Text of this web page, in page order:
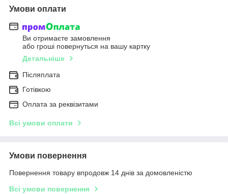
Умови оплати
Ви отримаєте замовлення
або гроші повернуться на вашу картку
Детальніше
Післяплата
Готівкою
Оплата за реквізитами
Всі умови оплати
Умови повернення
Повернення товару впродовж 14 днів за домовленістю
Всі умови повернення